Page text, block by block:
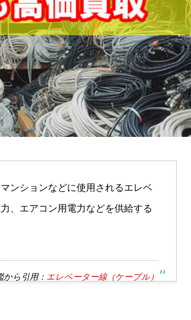
ンションなどに使用されるエレベ
、エアコン用電力などを供給する
ら引用： エレベーター線（ケーブル）